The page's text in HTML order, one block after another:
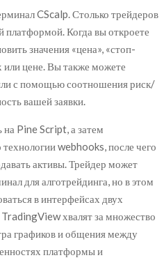
CScalp. Столько трейдеров
платформой. Когда вы откроете
значения «цена», «стоп-
или цене. Вы также можете
с помощью соотношения риск/
вашей заявки.
Pine Script, а затем
webhooks, после чего
активы. Трейдер может
для алготрейдинга, но в этом
в интерфейсах двух
TradingView хвалят за множество
графиков и общения между
платформы и